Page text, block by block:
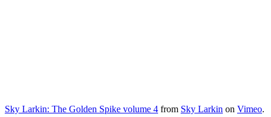
Sky Larkin: The Golden Spike volume 4 from Sky Larkin on Vimeo.